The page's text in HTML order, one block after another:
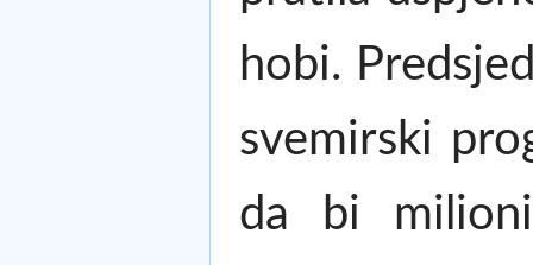
hobi.
svemirski
da bi